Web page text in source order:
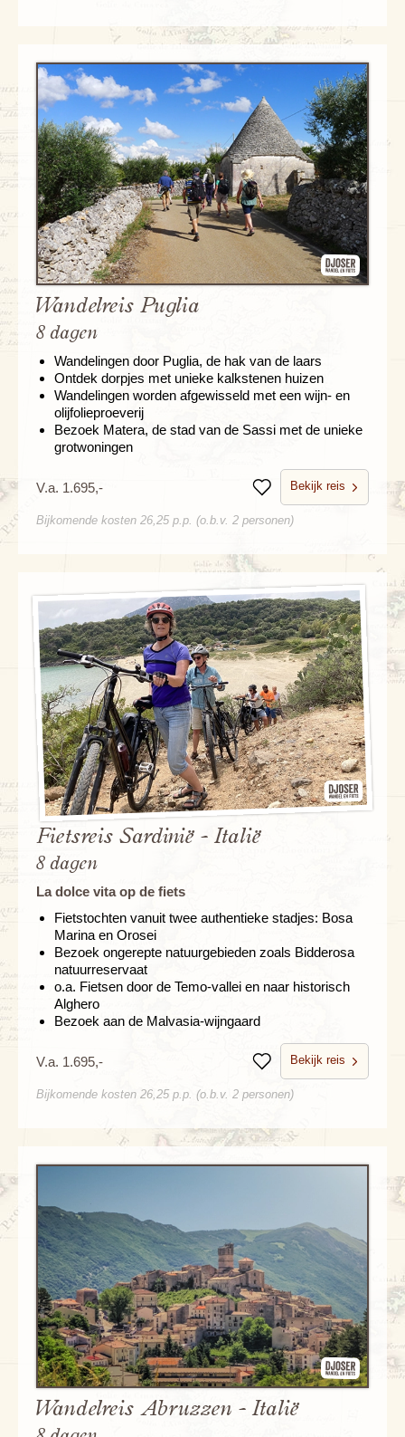
Wandelreis Puglia
8 dagen
Wandelingen door Puglia, de hak van de laars
Ontdek dorpjes met unieke kalkstenen huizen
Wandelingen worden afgewisseld met een wijn- en
olijfolieproeverij
Bezoek Matera, de stad van de Sassi met de unieke
grotwoningen
V.a. 1.695,- BewarenBekijk reis
Bijkomende kosten 26,25 p.p. (o.b.v. 2 personen)
Fietsreis Sardinië - Italië
8 dagen
La dolce vita op de fiets
Fietstochten vanuit twee authentieke stadjes: Bosa
Marina en Orosei
Bezoek ongerepte natuurgebieden zoals Bidderosa
natuurreservaat
o.a. Fietsen door de Temo-vallei en naar historisch
Alghero
Bezoek aan de Malvasia-wijngaard
V.a. 1.695,- BewarenBekijk reis
Bijkomende kosten 26,25 p.p. (o.b.v. 2 personen)
Wandelreis Abruzzen - Italië